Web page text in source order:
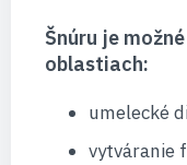
Šnúru je
oblastiach:
umelecké
vytváranie